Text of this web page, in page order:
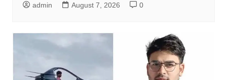
admin August 7, 2026 0